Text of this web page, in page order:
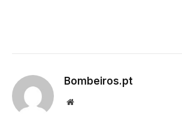
Bombeiros.pt
Website